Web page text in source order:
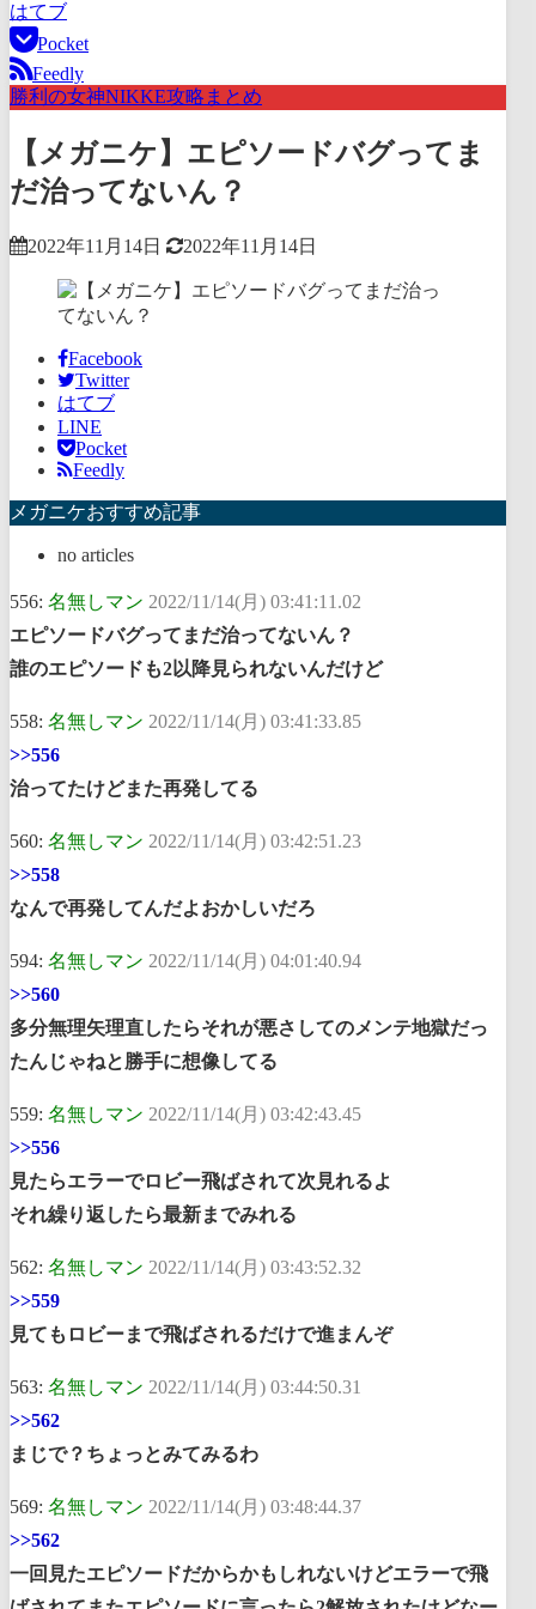
はてブ
Pocket
Feedly
勝利の女神NIKKE攻略まとめ
【メガニケ】エピソードバグってま
だ治ってないん？
2022年11月14日 2022年11月14日
Facebook
Twitter
はてブ
LINE
Pocket
Feedly
メガニケおすすめ記事
no articles
556: 名無しマン 2022/11/14(月) 03:41:11.02
エピソードバグってまだ治ってないん？
誰のエピソードも2以降見られないんだけど
558: 名無しマン 2022/11/14(月) 03:41:33.85
>>556
治ってたけどまた再発してる
560: 名無しマン 2022/11/14(月) 03:42:51.23
>>558
なんで再発してんだよおかしいだろ
594: 名無しマン 2022/11/14(月) 04:01:40.94
>>560
多分無理矢理直したらそれが悪さしてのメンテ地獄だっ
たんじゃねと勝手に想像してる
559: 名無しマン 2022/11/14(月) 03:42:43.45
>>556
見たらエラーでロビー飛ばされて次見れるよ
それ繰り返したら最新までみれる
562: 名無しマン 2022/11/14(月) 03:43:52.32
>>559
見てもロビーまで飛ばされるだけで進まんぞ
563: 名無しマン 2022/11/14(月) 03:44:50.31
>>562
まじで？ちょっとみてみるわ
569: 名無しマン 2022/11/14(月) 03:48:44.37
>>562
一回見たエピソードだからかもしれないけどエラーで飛